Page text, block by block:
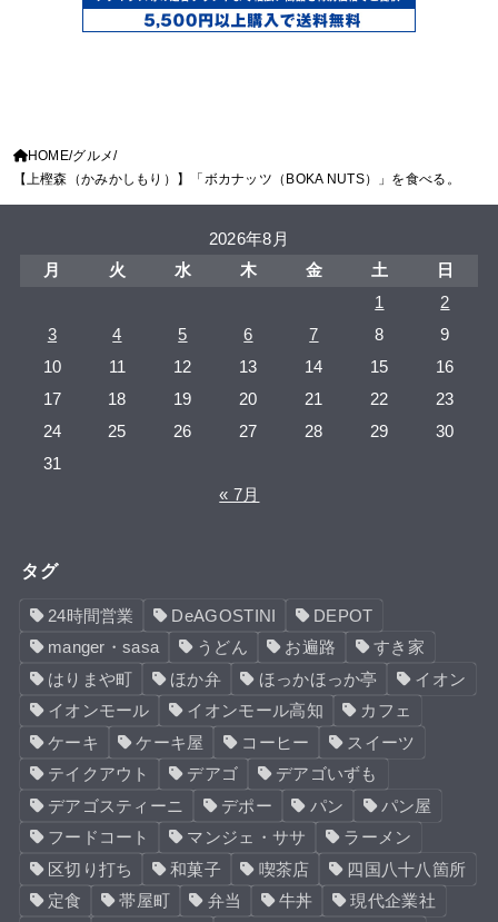
HOME グルメ
【上樫森（かみかしもり）】「ボカナッツ（BOKA NUTS）」を食べる。
2026年8月
月
火 水 木 金 土
日
1
2
3
4 5 6 7 8
9
10
11 12 13 14 15
16
17
18 19 20 21 22
23
24
25 26 27 28 29
30
31
« 7月
タグ
24時間営業 DeAGOSTINI
DEPOT
manger・sasa
うどん お遍路
すき家
はりまや町
ほか弁 ほっかほっか亭
イオン
イオンモール
イオンモール高知
カフェ
ケーキ
ケーキ屋 コーヒー
スイーツ
テイクアウト
デアゴ
デアゴいずも
デアゴスティーニ
デポー パン
パン屋
フードコート
マンジェ・ササ
ラーメン
区切り打ち
和菓子 喫茶店
四国八十八箇所
定食
帯屋町 弁当 牛丼
現代企業社